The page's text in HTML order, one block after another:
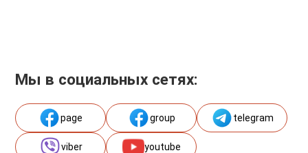
Мы в социальных сетях:
page group telegram
viber youtube